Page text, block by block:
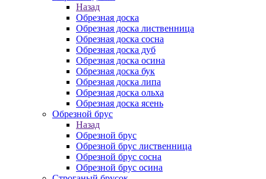
Назад
Обрезная доска
Обрезная доска лиственница
Обрезная доска сосна
Обрезная доска дуб
Обрезная доска осина
Обрезная доска бук
Обрезная доска липа
Обрезная доска ольха
Обрезная доска ясень
Обрезной брус
Назад
Обрезной брус
Обрезной брус лиственница
Обрезной брус сосна
Обрезной брус осина